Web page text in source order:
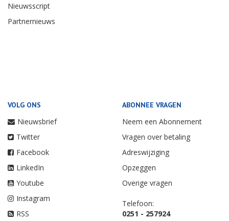
Nieuwsscript
Partnernieuws
VOLG ONS
Nieuwsbrief
Twitter
Facebook
LinkedIn
Youtube
Instagram
RSS
ABONNEE VRAGEN
Neem een Abonnement
Vragen over betaling
Adreswijziging
Opzeggen
Overige vragen
Telefoon:
0251 - 257924